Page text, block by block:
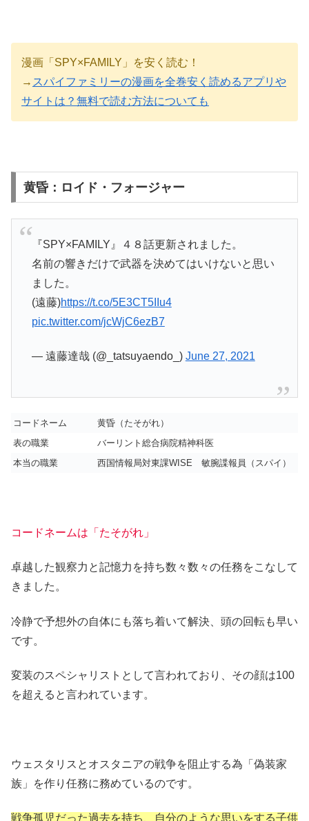
漫画「SPY×FAMILY」を安く読む！
→ スパイファミリーの漫画を全巻安く読めるアプリや
サイトは？無料で読む方法についても
黄昏：ロイド・フォージャー
『SPY×FAMILY』４８話更新されました。
名前の響きだけで武器を決めてはいけないと思い
ました。
(遠藤)https://t.co/5E3CT5IIu4
pic.twitter.com/jcWjC6ezB7
— 遠藤達哉 (@_tatsuyaendo_) June 27, 2021
コードネーム
黄昏（たそがれ）
表の職業
バーリント総合病院精神科医
本当の職業
西国情報局対東課WISE 敏腕諜報員（スパイ）
コードネームは「たそがれ」
卓越した観察力と記憶力を持ち数々数々の任務をこなして
きました。
冷静で予想外の自体にも落ち着いて解決、頭の回転も早い
です。
変装のスペシャリストとして言われており、その顔は100
を超えると言われています。
ウェスタリスとオスタニアの戦争を阻止する為「偽装家
族」を作り任務に務めているのです。
戦争孤児だった過去を持ち、自分のような思いをする子供